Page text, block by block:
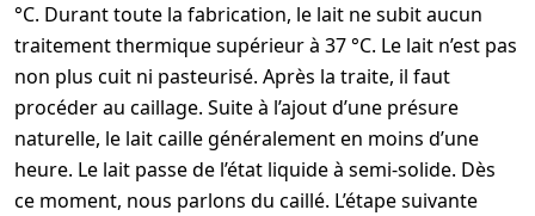
°C. Durant toute la fabrication, le lait ne subit aucun
traitement thermique supérieur à 37 °C. Le lait n’est pas
non plus cuit ni pasteurisé. Après la traite, il faut
procéder au caillage. Suite à l’ajout d’une présure
naturelle, le lait caille généralement en moins d’une
heure. Le lait passe de l’état liquide à semi-solide. Dès
ce moment, nous parlons du caillé. L’étape suivante